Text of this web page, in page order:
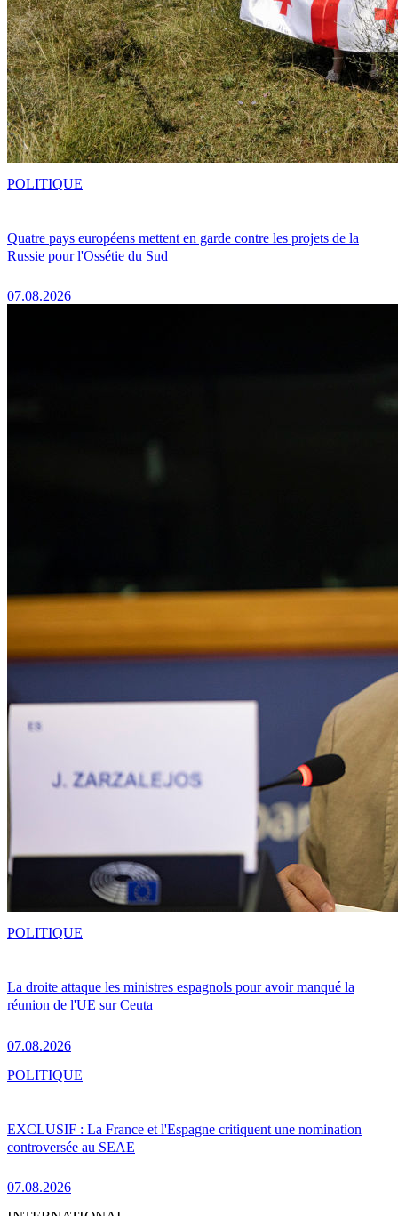
Quatre pays européens mettent en garde contre les projets de la
Russie pour l'Ossétie du Sud
07.08.2026
POLITIQUE
La droite attaque les ministres espagnols pour avoir manqué la
réunion de l'UE sur Ceuta
07.08.2026
POLITIQUE
EXCLUSIF : La France et l'Espagne critiquent une nomination
controversée au SEAE
07.08.2026
POLITIQUE